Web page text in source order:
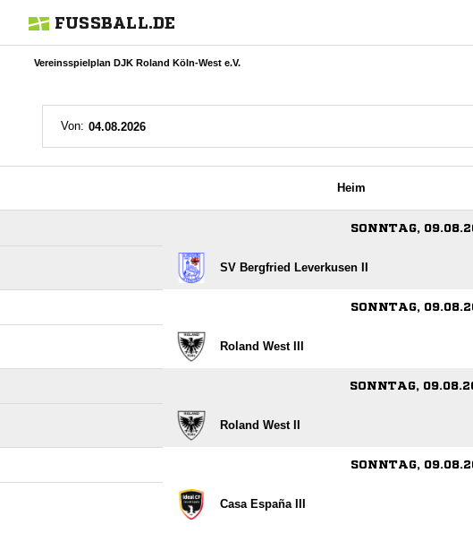
FUSSBALL.DE
Vereinsspielplan DJK Roland Köln-West e.V.
Von:
Heim
SONNTAG,
SV Bergfried Leverkusen II
SONNTAG,
Roland West III
SONNTAG,
Roland West II
SONNTAG,
Casa España III